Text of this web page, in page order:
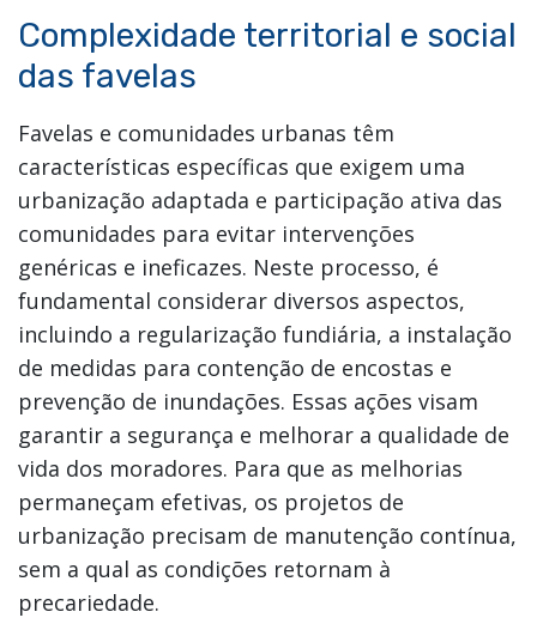
Complexidade territorial e social
das favelas
Favelas e comunidades urbanas têm
características específicas que exigem uma
urbanização adaptada e participação ativa das
comunidades para evitar intervenções
genéricas e ineficazes. Neste processo, é
fundamental considerar diversos aspectos,
incluindo a regularização fundiária, a instalação
de medidas para contenção de encostas e
prevenção de inundações. Essas ações visam
garantir a segurança e melhorar a qualidade de
vida dos moradores. Para que as melhorias
permaneçam efetivas, os projetos de
urbanização precisam de manutenção contínua,
sem a qual as condições retornam à
precariedade.